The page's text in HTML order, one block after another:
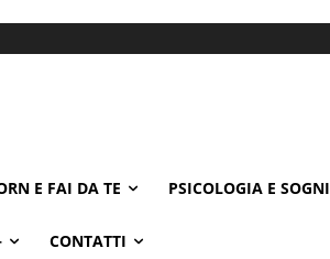
E FAI DA TE PSICOLOGIA E SOGNI
CONTATTI